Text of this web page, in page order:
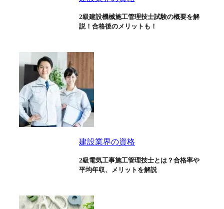
2級建設機械施工管理技士試験の概要を解
説！合格後のメリットも！
建設業界の資格
2級電気工事施工管理技士とは？合格率や
平均年収、メリットを解説